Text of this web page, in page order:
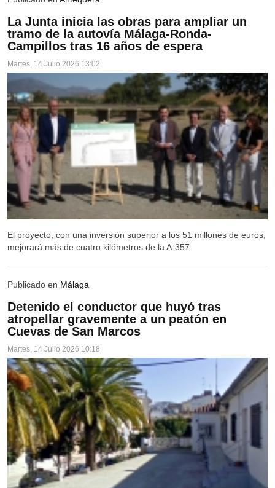
ECIJA
CAÑADA ROSAL
FUENTES DE ANDALUCÍA
LA CAMPANA
LA LUISIANA
ESTEPA
ESTEPA
BADOLATOSA
CASARICHE
EL RUBIO
HERRERA
MATARREDONDA
LORA DE ESTEPA
OSUNA
OSUNA
AGUADULCE
EL SAUCEJO
LANTEJUELA
La Junta inicia las obras para ampliar un
tramo de la autovía Málaga-Ronda-
Campillos tras 16 años de espera
Martes, 14 Julio 2026 13:02
El proyecto, con una inversión superior a los 51 millones de euros,
mejorará más de cuatro kilómetros de la A-357
Publicado en Málaga
Detenido el conductor que huyó tras
atropellar gravemente a un peatón en
Cuevas de San Marcos
Martes, 14 Julio 2026 10:18